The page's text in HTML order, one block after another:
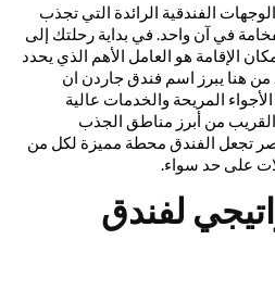
الفندقية الرائدة التي تجذب
في آن واحد. في بداية رحلتك إلى
الإقامة هو العامل الأهم الذي يحدد
هنا يبرز اسم فندق جاردن ان
الأجواء المريحة والخدمات عالية
القريب من أبرز مناطق الجذب
تجعل الفندق محطة مميزة لكل من
على حد سواء.
لفندق